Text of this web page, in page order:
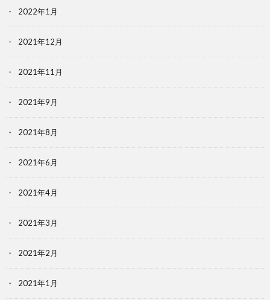
2022年1月
2021年12月
2021年11月
2021年9月
2021年8月
2021年6月
2021年4月
2021年3月
2021年2月
2021年1月